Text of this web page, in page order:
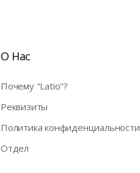
О Нас
Почему "Latio"?
Pеквизиты
Политика конфиденциальности
Отдел